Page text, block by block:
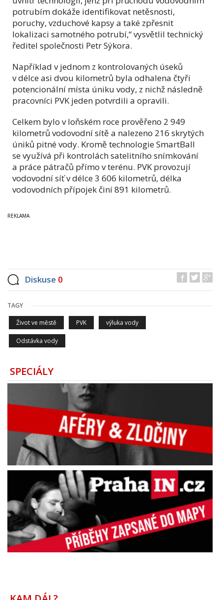
potrubím dokáže identifikovat netěsnosti,
poruchy, vzduchové kapsy a také zpřesnit
lokalizaci samotného potrubí,“ vysvětlil technický
ředitel společnosti Petr Sýkora.
Například v jednom z kontrolovaných úseků
v délce asi dvou kilometrů byla odhalena čtyři
potencionální místa úniku vody, z nichž následně
pracovníci PVK jeden potvrdili a opravili.
Celkem bylo v loňském roce prověřeno 2 949
kilometrů vodovodní sítě a nalezeno 216 skrytých
úniků pitné vody. Kromě technologie SmartBall
se využívá při kontrolách satelitního snímkování
a práce pátračů přímo v terénu. PVK provozují
vodovodní síť v délce 3 606 kilometrů, délka
vodovodních přípojek činí 891 kilometrů.
Diskuse 0
TAGY
Život ve městě PVK výluka vody
Odstávka vody
SPECIÁLY